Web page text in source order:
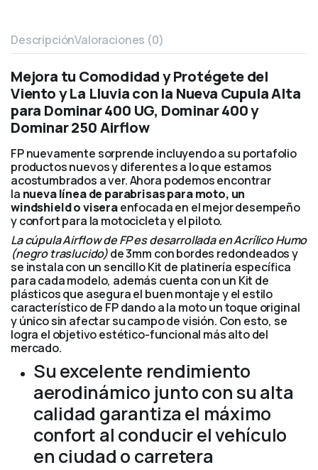
DescripciónValoraciones (0)
Mejora tu Comodidad y Protégete del
Viento y La Lluvia con la Nueva Cupula Alta
para Dominar 400 UG, Dominar 400 y
Dominar 250 Airflow
FP nuevamente sorprende incluyendo a su portafolio
productos nuevos y diferentes a lo que estamos
acostumbrados a ver. Ahora podemos encontrar
la nueva línea de parabrisas para moto, un
windshield o viseraenfocada en el mejor desempeño
y confort para la motocicleta y el piloto.
La cúpula Airflow de FP es desarrollada en Acrílico Humo
(negro traslucido)de 3mm con bordes redondeados y
se instala con un sencillo Kit de platinería específica
para cada modelo, además cuenta con un Kit de
plásticos que asegura el buen montaje y el estilo
característico de FP dando a la moto un toque original
y único sin afectar su campo de visión. Con esto, se
logra el objetivo estético-funcional más alto del
mercado.
Su excelente rendimiento
aerodinámico junto con su alta
calidad garantiza el máximo
confort al conducir el vehículo
en ciudad o carretera